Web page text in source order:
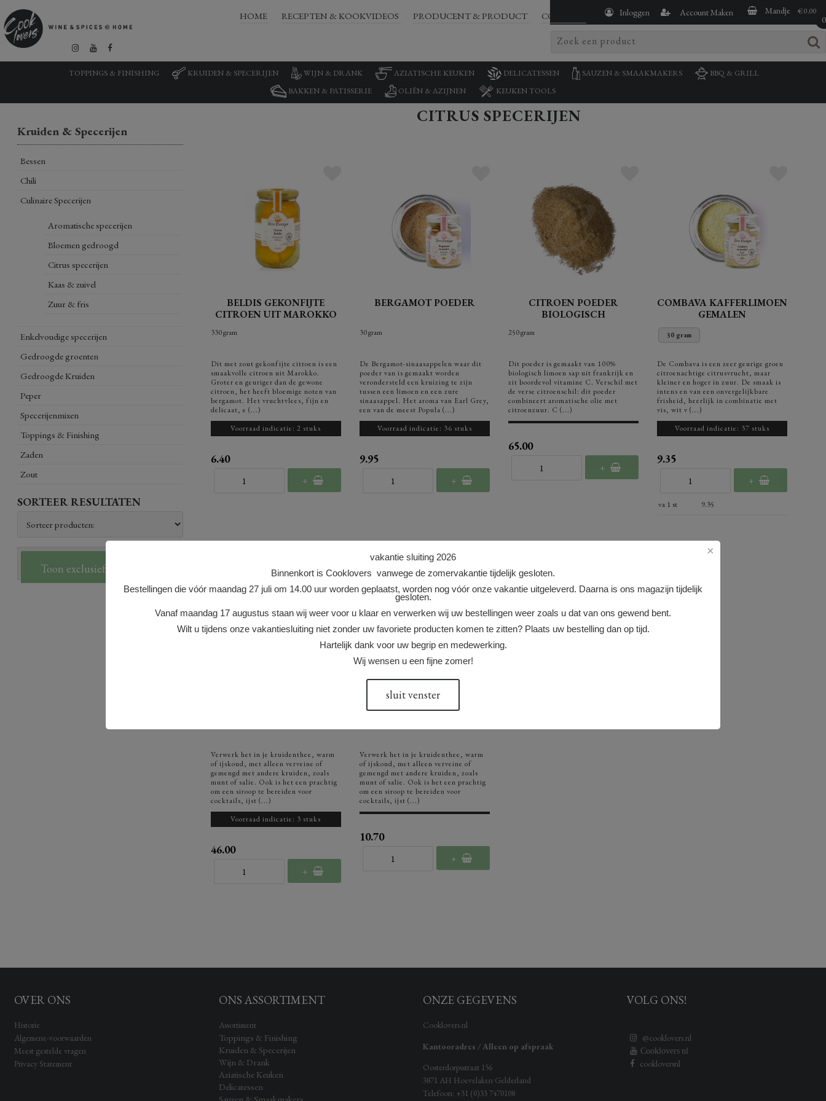
Inloggen Account Maken Mandje
0
€ 0.00
HOME RECEPTEN & KOOKVIDEOS PRODUCENT & PRODUCT CONTACT
×
vakantie sluiting 2026
Binnenkort is Cooklovers vanwege de zomervakantie tijdelijk gesloten.
Bestellingen die vóór maandag 27 juli om 14.00 uur worden geplaatst, worden nog vóór onze vakantie uitgeleverd. Daarna is ons magazijn tijdelijk
gesloten.
Vanaf maandag 17 augustus staan wij weer voor u klaar en verwerken wij uw bestellingen weer zoals u dat van ons gewend bent.
Wilt u tijdens onze vakantiesluiting niet zonder uw favoriete producten komen te zitten? Plaats uw bestelling dan op tijd.
Hartelijk dank voor uw begrip en medewerking.
Wij wensen u een fijne zomer!
sluit venster
TOPPINGS & FINISHING KRUIDEN & SPECERIJEN WIJN & DRANK AZIATISCHE KEUKEN DELICATESSEN SAUZEN & SMAAKMAKERS
BBQ & GRILL
BAKKEN & PATISSERIE
OLIËN & AZIJNEN KEUKEN TOOLS
Kruiden & Specerijen
Bessen
Chili
Culinaire Specerijen
Aromatische specerijen
Bloemen gedroogd
Citrus specerijen
Kaas & zuivel
Zuur & fris
Enkelvoudige specerijen
Gedroogde groenten
Gedroogde Kruiden
Peper
Specerijenmixen
Toppings & Finishing
Zaden
Zout
SORTEER RESULTATEN
Toon exclusief BTW
CITRUS SPECERIJEN
BELDIS GEKONFIJTE
CITROEN UIT MAROKKO
330 gram
Dit met zout gekonfijte citroen is een
smaakvolle citroen uit Marokko.
Groter en geuriger dan de gewone
citroen, het heeft bloemige noten van
bergamot. Het vruchtvlees, fijn en
delicaat, e (...)
Voorraad indicatie: 2 stuks
6.40
+
BERGAMOT POEDER
30 gram
De Bergamot-sinaasappelen waar dit
poeder van is gemaakt worden
verondersteld een kruizing te zijn
tussen een limoen en een zure
sinaasappel. Het aroma van Earl Grey,
een van de meest Popula (...)
Voorraad indicatie: 36 stuks
9.95
+
CITROEN POEDER
BIOLOGISCH
250 gram
Dit poeder is gemaakt van 100%
biologisch limoen sap uit frankrijk en
zit boordevol vitamine C. Verschil met
de verse citroenschil: dit poeder
combineert aromatische olie met
citroenzuur. C (...)
65.00
+
COMBAVA KAFFERLIMOEN
GEMALEN
30 gram
De Combava is een zeer geurige groen
citroenachtige citrusvrucht, maar
kleiner en hoger in zuur. De smaak is
intens en van een onvergelijkbare
frisheid, heerlijk in combinatie met
vis, wit v (...)
Voorraad indicatie: 37 stuks
9.35
+
va 1 st 9.35
Verwerk het in je kruidenthee, warm
of ijskoud, met alleen verveine of
gemengd met andere kruiden, zoals
munt of salie. Ook is het een prachtig
om een siroop te bereiden voor
cocktails, ijst (...)
Voorraad indicatie: 3 stuks
46.00
+
VERVEINE BES
Verwerk het in je kruidenthee, warm
of ijskoud, met alleen verveine of
gemengd met andere kruiden, zoals
munt of salie. Ook is het een prachtig
om een siroop te bereiden voor
cocktails, ijst (...)
10.70
+
OVER ONS
Historie
Algemene-voorwaarden
Meest gestelde vragen
Privacy Statement
ONS ASSORTIMENT
Assortiment
Toppings & Finishing
Kruiden & Specerijen
Wijn & Drank
Aziatische Keuken
Delicatessen
ONZE GEGEVENS
Cooklovers.nl
Kantooradres / Alleen op afspraak
Oosterdorpsstraat 156
3871 AH Hoevelaken Gelderland
Telefoon: +31 (0)33 7470108
VOLG ONS!
@cooklovers.nl
Cooklovers nl
cookloversnl